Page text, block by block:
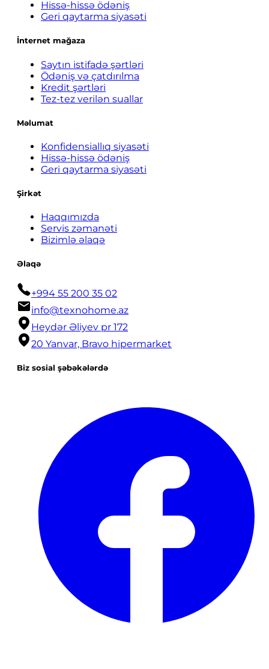
Hissə-hissə ödəniş
Geri qaytarma siyasəti
İnternet mağaza
Saytın istifadə şərtləri
Ödəniş və çatdırılma
Kredit şərtləri
Tez-tez verilən suallar
Məlumat
Konfidensiallıq siyasəti
Hissə-hissə ödəniş
Geri qaytarma siyasəti
Şirkət
Haqqımızda
Servis zəmanəti
Bizimlə əlaqə
Əlaqə
+994 55 200 35 02
info@texnohome.az
Heydər Əliyev pr 172
20 Yanvar, Bravo hipermarket
Biz sosial şəbəkələrdə